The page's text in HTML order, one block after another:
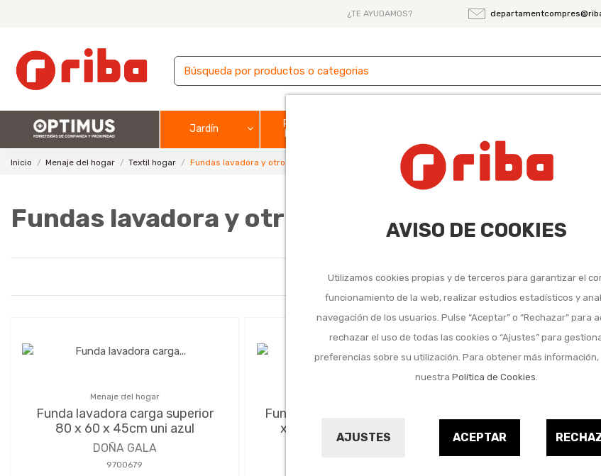
AVISO DE COOKIES
Utilizamos cookies propias y de terceros para garantizar el
funcionamiento de la web, realizar estudios estadísticos y
navegación de los usuarios. Pulse “Aceptar” o “Rechazar” para
rechazar el uso de todas las cookies o “Ajustes” para
preferencias sobre su utilización. Para obtener más
nuestraPolítica de Cookies.
AJUSTES ACEPTAR
¿TE AYUDAMOS?
Jardín
Pintura y
Inicio Menaje del hogar Textil hogar Fundas lavadora y otros electrodomésticos
Fundas lavadora y otros electrodomésticos
Menaje del hogar
Funda lavadora carga superior
80 x 60 x 45cm uni azul
DOÑA GALA
9700679
Funda lavadora carga frontal 85
x 60 x 60cm madera media
Funda lavadora